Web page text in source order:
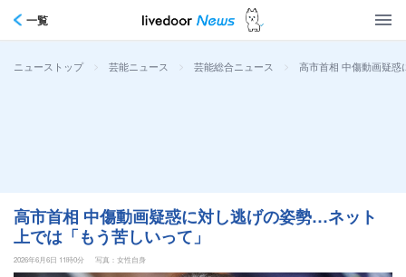
一覧
ニューストップ > 芸能ニュース > 芸能総合ニュース > 高市首相 中傷動画疑
高市首相 中傷動画疑惑に対し逃げの姿勢…ネット
上では「もう苦しいって」
2026年6月6日 11時0分 写真：女性自身